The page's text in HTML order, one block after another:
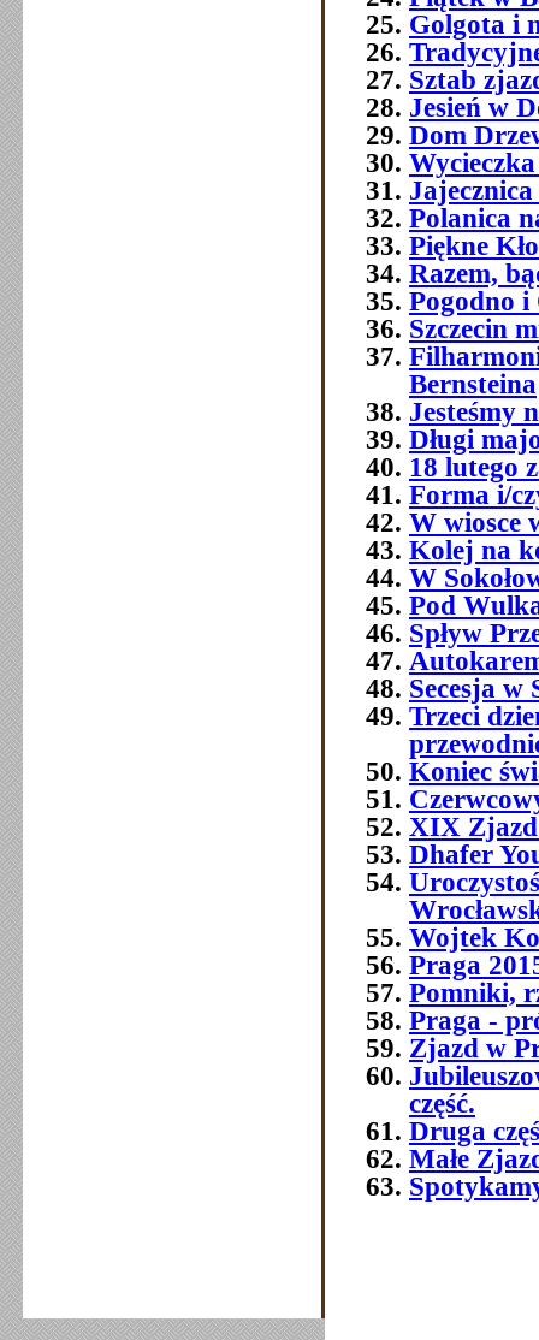
Golgota i
Sztab
Jesień w
Dom
Polanica
Piękne
Razem,
Pogodno
Szczecin
Bernsteina
Jesteśmy
Długi
18 lutego
Forma i/
W wiosce
Kolej na
W
Pod
Spływ
Secesja w
Trzeci
Koniec
XIX Zjazd
Dhafer
Wojtek
Praga
Pomniki,
Praga -
Zjazd w
część.
Druga
Małe